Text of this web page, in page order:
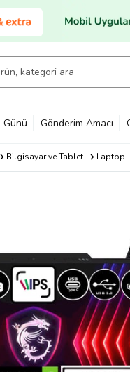
Günü Gönderim Amacı
Bilgisayar ve Tablet Laptop